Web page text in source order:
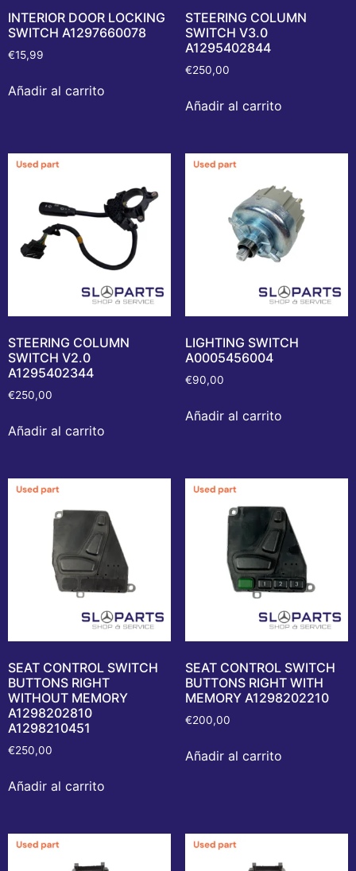
INTERIOR DOOR LOCKING
SWITCH A1297660078
€15,99
Añadir al carrito
STEERING COLUMN
SWITCH V3.0
A1295402844
€250,00
Añadir al carrito
STEERING COLUMN
SWITCH V2.0
A1295402344
€250,00
Añadir al carrito
LIGHTING SWITCH
A0005456004
€90,00
Añadir al carrito
SEAT CONTROL SWITCH
BUTTONS RIGHT
WITHOUT MEMORY
A1298202810
A1298210451
€250,00
Añadir al carrito
SEAT CONTROL SWITCH
BUTTONS RIGHT WITH
MEMORY A1298202210
€200,00
Añadir al carrito